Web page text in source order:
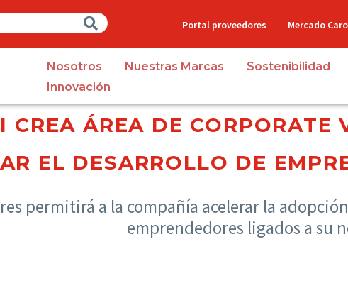
Portal proveedores Mercado
Nosotros Nuestras Marcas Sostenibilidad
Innovación
CREA ÁREA DE CORPORATE
EL DESARROLLO DE
permitirá a la compañía acelerar la
emprendedores ligados a su